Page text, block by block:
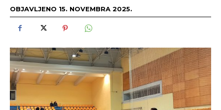
OBJAVLJENO 15. NOVEMBRA 2025.